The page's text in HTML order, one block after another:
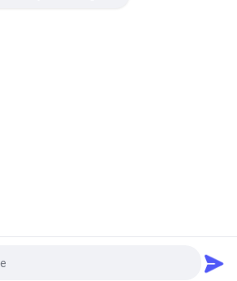
Αίτηση κράτησης